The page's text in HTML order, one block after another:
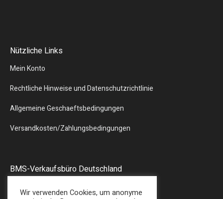
Nützliche Links
Mein Konto
Rechtliche Hinweise und Datenschutzrichtlinie
Allgemeine Geschaeftsbedingungen
Versandkosten/Zahlungsbedingungen
BMS-Verkaufsbüro Deutschland
57580 – GEBHARDSHAIN
Wir verwenden Cookies, um anonyme